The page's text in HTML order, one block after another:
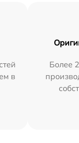
в
Более